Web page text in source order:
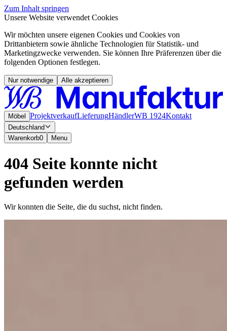
Zum Inhalt springen
Unsere Website verwendet Cookies
Wir möchten unsere eigenen Cookies und Cookies von
Drittanbietern sowie ähnliche Technologien für Statistik- und
Marketingzwecke verwenden. Sie können Ihre Präferenzen über die
folgenden Optionen festlegen.
Nur notwendige Alle akzeptieren
Möbel ProjektverkaufLieferungHändlerWB 1924Kontakt
Deutschland
Warenkorb0 Menu
404 Seite konnte nicht
gefunden werden
Wir konnten die Seite, die du suchst, nicht finden.